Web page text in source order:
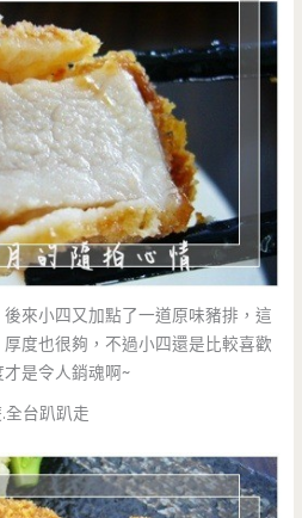
來小四又加點了一道原味豬排，這
度也很夠，不過小四還是比較喜歡
是令人銷魂啊~